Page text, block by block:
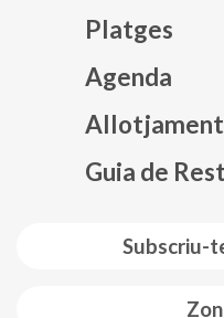
Subscriu-
Platges
Agenda
Guia de